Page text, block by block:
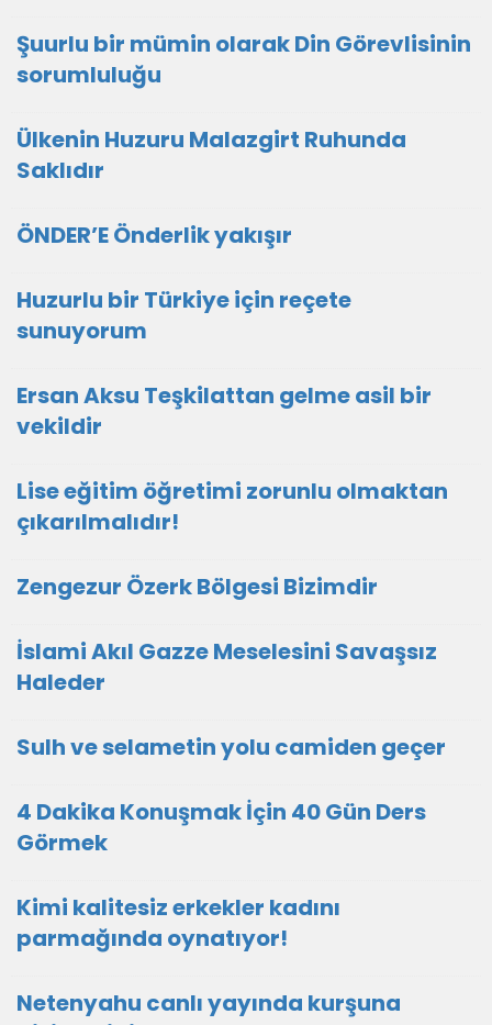
Şuurlu bir mümin olarak Din Görevlisinin
sorumluluğu
Ülkenin Huzuru Malazgirt Ruhunda
Saklıdır
ÖNDER’E Önderlik yakışır
Huzurlu bir Türkiye için reçete
sunuyorum
Ersan Aksu Teşkilattan gelme asil bir
vekildir
Lise eğitim öğretimi zorunlu olmaktan
çıkarılmalıdır!
Zengezur Özerk Bölgesi Bizimdir
İslami Akıl Gazze Meselesini Savaşsız
Haleder
Sulh ve selametin yolu camiden geçer
4 Dakika Konuşmak İçin 40 Gün Ders
Görmek
Kimi kalitesiz erkekler kadını
parmağında oynatıyor!
Netenyahu canlı yayında kurşuna